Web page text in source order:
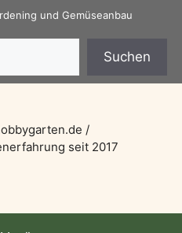
und Gemüseanbau
Suchen
/
seit 2017